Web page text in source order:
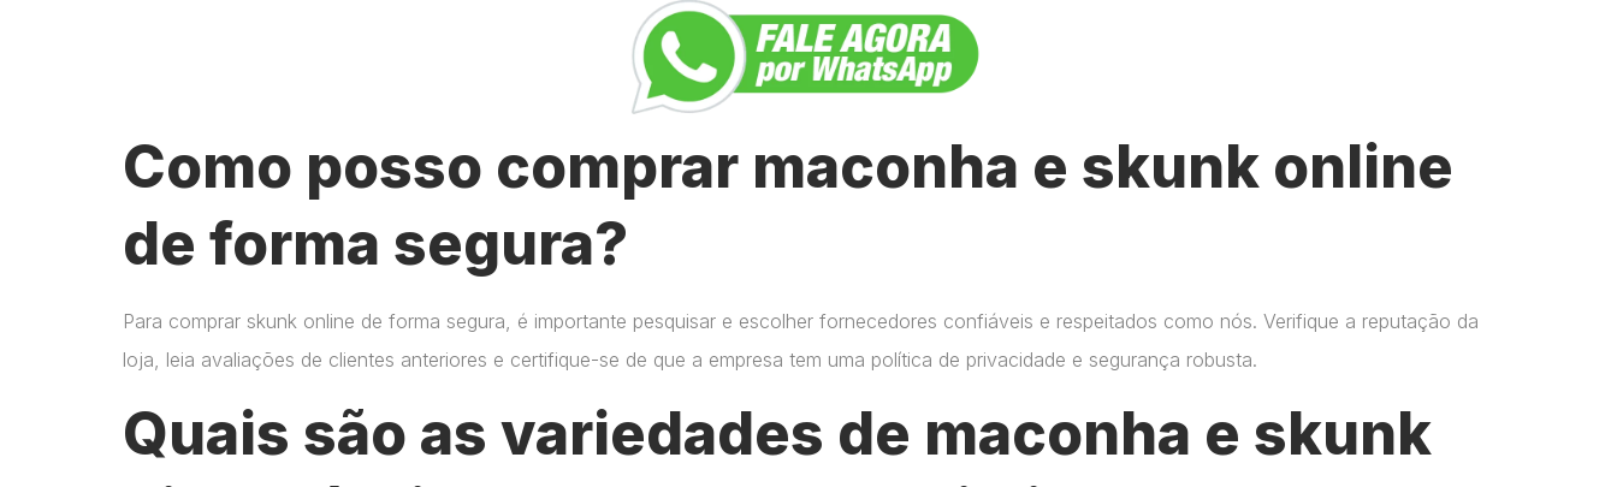
Como posso comprar maconha e skunk online
de forma segura?
Para comprar skunk online de forma segura, é importante pesquisar e escolher fornecedores confiáveis e respeitados como nós. Verifique a reputação da
loja, leia avaliações de clientes anteriores e certifique-se de que a empresa tem uma política de privacidade e segurança robusta.
Quais são as variedades de maconha e skunk